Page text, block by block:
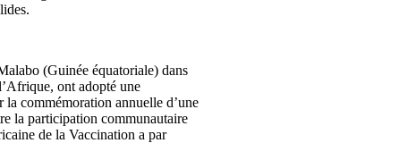
(Guinée équatoriale) dans
ont adopté une
commémoration annuelle d’une
la participation communautaire
de la Vaccination a par